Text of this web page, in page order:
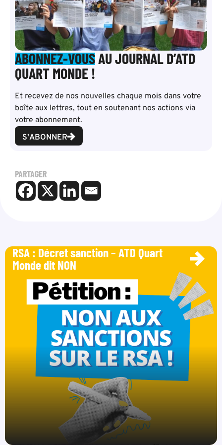
ABONNEZ-VOUSAU JOURNAL D’ATD
QUART MONDE !
Et recevez de nos nouvelles chaque mois dans votre
boîte aux lettres, tout en soutenant nos actions via
votre abonnement.
S'ABONNER
PARTAGER
RSA : Décret sanction – ATD Quart
Monde dit NON